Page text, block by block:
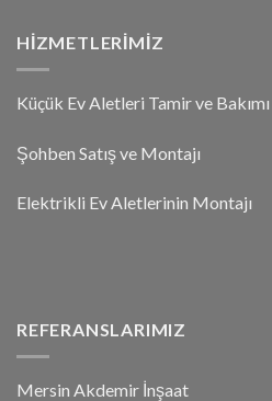
HIZMETLERIMIZ
Küçük Ev Aletleri Tamir ve Bakımı
Şohben Satış ve Montajı
Elektrikli Ev Aletlerinin Montajı
REFERANSLARIMIZ
Mersin Akdemir İnşaat